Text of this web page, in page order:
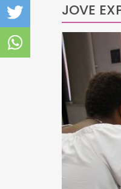
JOVE